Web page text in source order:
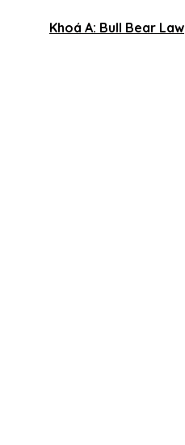
Khoá A: Bull Bear Law